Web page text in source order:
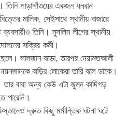
পাড়াগাঁওয়ের একজন ধনবান
মালিক, সেইসাথে স্থানীয় বাজারে
তিনি। মুসলিম লীগের স্থানীয়
সক্রিয় কর্মী।
লালজান বড়ো, তারপর নেয়ামতআলী
বাড়ির লোকেরা তারি বলে ডাকে।
বাবা অন্য কেউ এটা জুমন কাদিগড়
পারেনি।
দ্রুত কিছু মর্মান্তিক ঘটনা ঘটে